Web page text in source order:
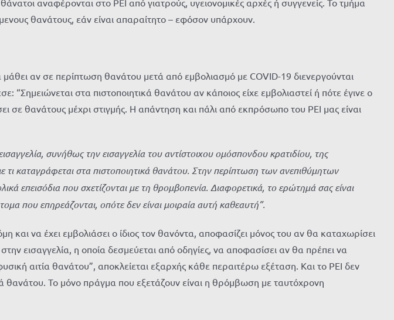
αναφέρονται στο PEI από γιατρούς, υγειονομικές αρχές ή συγγενείς. Το τμήμα
θανάτους, εάν είναι απαραίτητο – εφόσον υπάρχουν.
αν σε περίπτωση θανάτου μετά από εμβολιασμό με COVID-19 διενεργούνται
“Σημειώνεται στα πιστοποιητικά θανάτου αν κάποιος είχε εμβολιαστεί ή πότε έγινε ο
σε θανάτους μέχρι στιγμής. Η απάντηση και πάλι από εκπρόσωπο του PEI μας είναι
συνήθως την εισαγγελία του αντίστοιχου ομόσπονδου κρατιδίου, της
καταγράφεται στα πιστοποιητικά θανάτου. Στην περίπτωση των ανεπιθύμητων
επεισόδια που σχετίζονται με τη θρομβοπενία. Διαφορετικά, το ερώτημά σας είναι
που επηρεάζονται, οπότε δεν είναι μοιραία αυτή καθεαυτή”.
να έχει εμβολιάσει ο ίδιος τον θανόντα, αποφασίζει μόνος του αν θα καταχωρίσει
εισαγγελία, η οποία δεσμεύεται από οδηγίες, να αποφασίσει αν θα πρέπει να
αιτία θανάτου”, αποκλείεται εξαρχής κάθε περαιτέρω εξέταση. Και το PEI δεν
θανάτου. Το μόνο πράγμα που εξετάζουν είναι η θρόμβωση με ταυτόχρονη